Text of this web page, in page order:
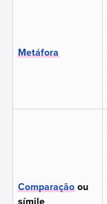
Metáfora
Comparaçãoou
símile